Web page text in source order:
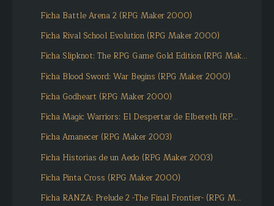
Ficha Battle Arena 2 (RPG Maker 2000)
Ficha Rival School Evolution (RPG Maker 2000)
Ficha Slipknot: The RPG Game Gold Edition (RPG Mak...
Ficha Blood Sword: War Begins (RPG Maker 2000)
Ficha Godheart (RPG Maker 2000)
Ficha Magic Warriors: El Despertar de Elbereth (RP...
Ficha Amanecer (RPG Maker 2003)
Ficha Historias de un Aedo (RPG Maker 2003)
Ficha Pinta Cross (RPG Maker 2000)
Ficha RANZA: Prelude 2 -The Final Frontier- (RPG M...